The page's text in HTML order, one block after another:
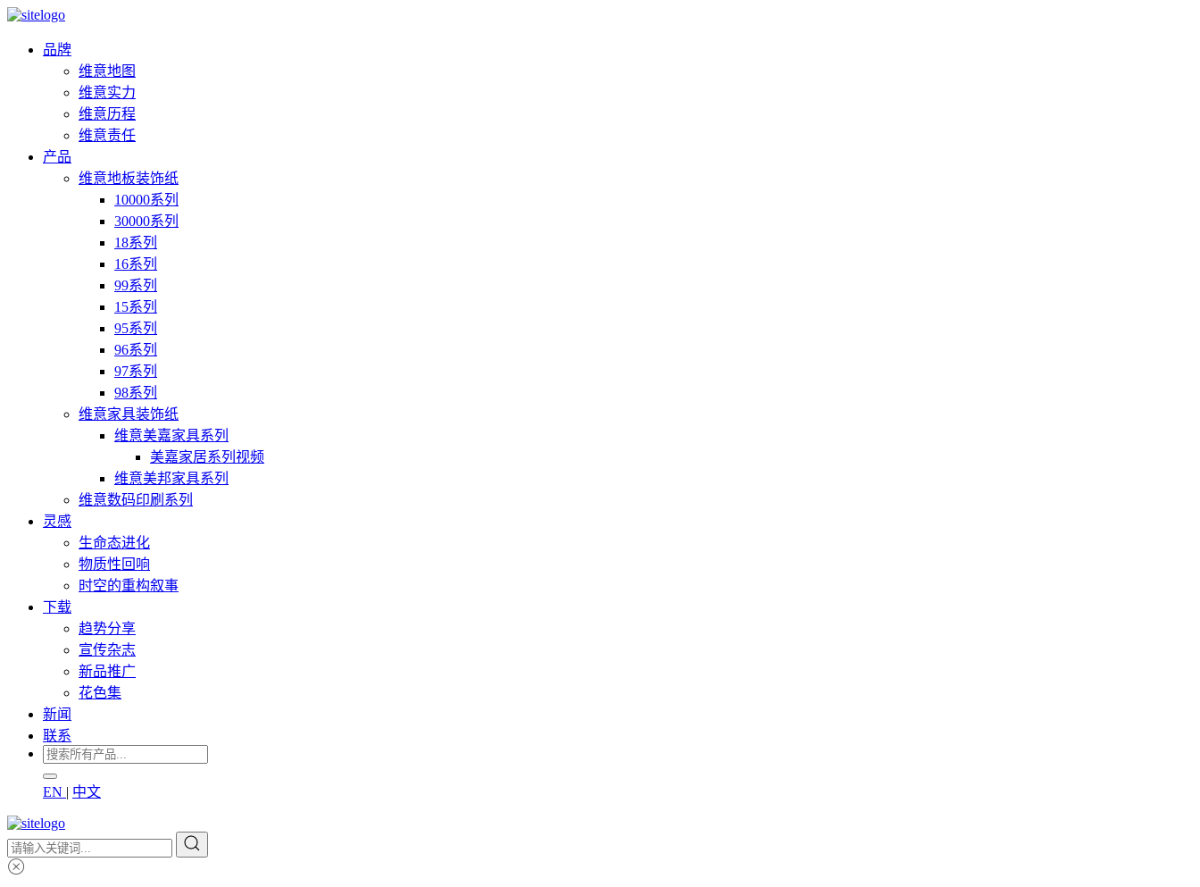
品牌
维意地图
维意实力
维意历程
维意责任
产品
维意地板装饰纸
10000系列
30000系列
18系列
16系列
99系列
15系列
95系列
96系列
97系列
98系列
维意家具装饰纸
维意美嘉家具系列
美嘉家居系列视频
维意美邦家具系列
维意数码印刷系列
灵感
生命态进化
物质性回响
时空的重构叙事
下载
趋势分享
宣传杂志
新品推广
花色集
新闻
联系
EN | 中文